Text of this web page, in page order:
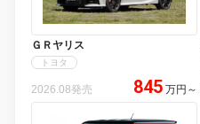
ＧＲヤリス
トヨタ
2026.08発売 845 万円 ～